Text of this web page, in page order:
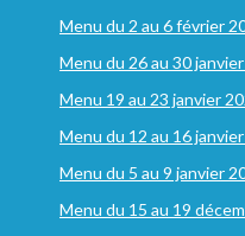
Menu du 2 au 6 février
Menu du 26 au 30
Menu 19 au 23 janvier
Menu du 12 au 16
Menu du 5 au 9 janvier
Menu du 15 au 19